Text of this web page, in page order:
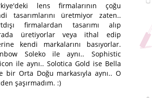
lens firmalarının çoğu
tasarımlarını üretmiyor zaten..
firmalardan tasarımı alıp
üretiyorlar veya ithal edip
kendi markalarını basıyorlar.
Soleko ile aynı.. Sophistic
ile aynı.. Solotica Gold ise Bella
bir Orta Doğu markasıyla aynı.. O
şaşırmadım. :)